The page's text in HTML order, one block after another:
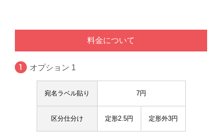
料金について
オプション 1
宛名ラベル貼り 7円
区分仕分け 定形2.5円 定形外3円